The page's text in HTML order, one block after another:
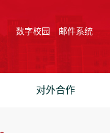
数字校园 邮件系统
对外合作